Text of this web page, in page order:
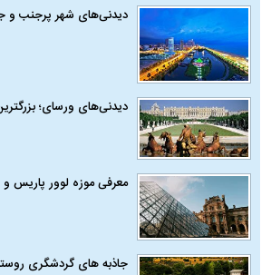
دیدنی‌های شهر پرجنب و
دیدنی‌های ورسای؛
معرفی موزه لوور پاریس و
جاذبه های گردشگری